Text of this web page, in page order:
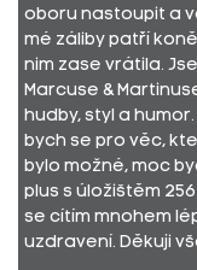
oboru nastoupit a
mé záliby patří
nim zase vrátila.
Marcuse &
hudby, styl a
bych se pro věc,
bylo možné, moc
plus s úložištěm
se cítím mnohem
uzdravení. Děkuji